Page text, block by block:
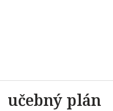
učebný plán